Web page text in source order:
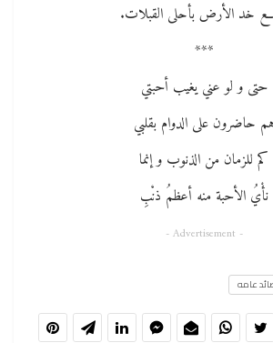
خد الأرض بأحلى القبلات.
***
حتى و لو عني يغيب أحبتي
حاضرون على الدوام بقلبي
كم للزمان من الذنوب و إنما
نأْيُ الأحبة منه أعظمُ ذنْبِ​
- Advertisement -
عامه